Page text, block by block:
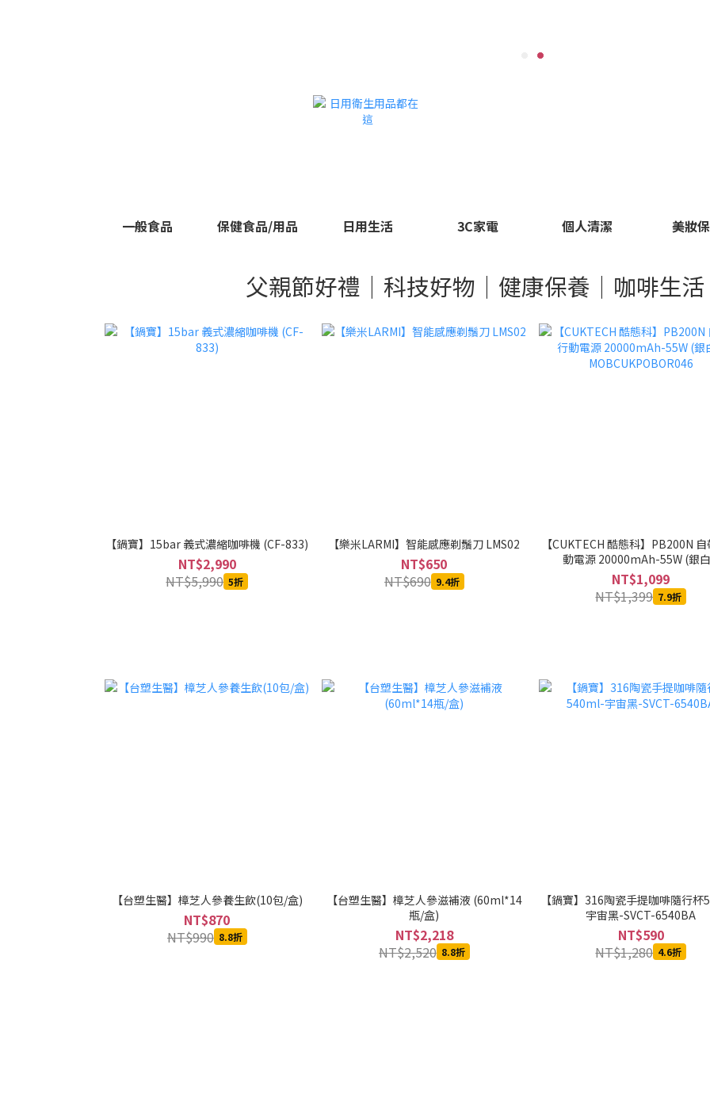
一般食品 保健食品/用品 日用生活 3C家電 個人清潔 美妝
父親節好禮｜科技好物｜健康保養｜咖啡生
【鍋寶】15bar 義式濃縮咖啡機 (CF-833)
NT$2,990
NT$5,990 5折
【樂米LARMI】智能感應剃鬚刀 LMS02
NT$650
NT$690 9.4折
【CUKTECH 酷態科】PB200N
動電源 20000mAh-55W (銀
MOBCUKPOBOR046
NT$1,099
NT$1,399 7.9折
【台塑生醫】樟芝人參養生飲(10包/盒)
NT$870
NT$990 8.8折
【台塑生醫】樟芝人參滋補液 (60ml*14
瓶/盒)
NT$2,218
NT$2,520 8.8折
【鍋寶】316陶瓷手提咖啡隨行
宇宙黑-SVCT-6540BA
NT$590
NT$1,280 4.6折